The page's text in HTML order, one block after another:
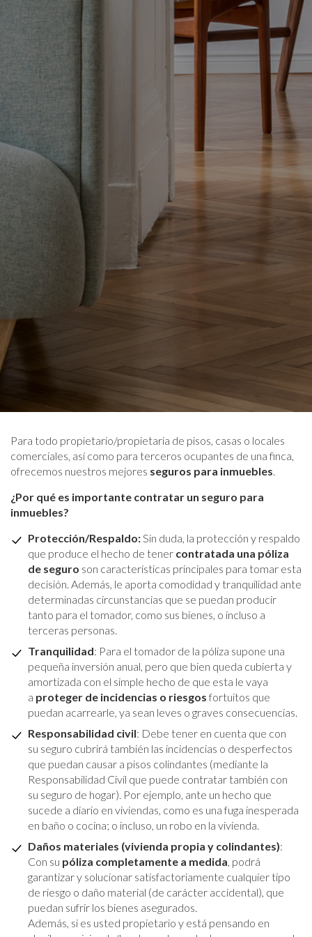
Para todo propietario/propietaria de pisos, casas o locales
comerciales, así como para terceros ocupantes de una finca,
ofrecemos nuestros mejores seguros para inmuebles.
¿Por qué es importante contratar un seguro para
inmuebles?
Protección/Respaldo:Sin duda, la protección y respaldo
que produce el hecho de tener contratada una póliza
de seguro son características principales para tomar esta
decisión. Además, le aporta comodidad y tranquilidad ante
determinadas circunstancias que se puedan producir
tanto para el tomador, como sus bienes, o incluso a
terceras personas.
Tranquilidad: Para el tomador de la póliza supone una
pequeña inversión anual, pero que bien queda cubierta y
amortizada con el simple hecho de que esta le vaya
a proteger de incidencias o riesgos fortuitos que
puedan acarrearle, ya sean leves o graves consecuencias.
Responsabilidad civil: Debe tener en cuenta que con
su seguro cubrirá también las incidencias o desperfectos
que puedan causar a pisos colindantes (mediante la
Responsabilidad Civil que puede contratar también con
su seguro de hogar). Por ejemplo, ante un hecho que
sucede a diario en viviendas, como es una fuga inesperada
en baño o cocina; o incluso, un robo en la vivienda.
Daños materiales (vivienda propia y colindantes):
Con su póliza completamente a medida, podrá
garantizar y solucionar satisfactoriamente cualquier tipo
de riesgo o daño material (de carácter accidental), que
puedan sufrir los bienes asegurados.
Además, si es usted propietario y está pensando en
utiliza en la medición de la actividad de la web para la
elaboración de perfiles de navegación de los usuarios con
el fin de introducir mejoras en función del análisis de los
datos de uso que hacen los usuarios del servicio. Permiten
guardar la información de preferencia del usuario para
mejorar la calidad de nuestros servicios y para ofrecer una
mejor experiencia a través de productos recomendados.
Estas cookies son utilizadas para almacenar información
sobre las preferencias y elecciones personales del usuario
a través de la observación continuada de sus hábitos de
navegación. Gracias a ellas, podemos conocer los hábitos
de navegación en el sitio web y mostrar publicidad
relacionada con el perfil de navegación del usuario.